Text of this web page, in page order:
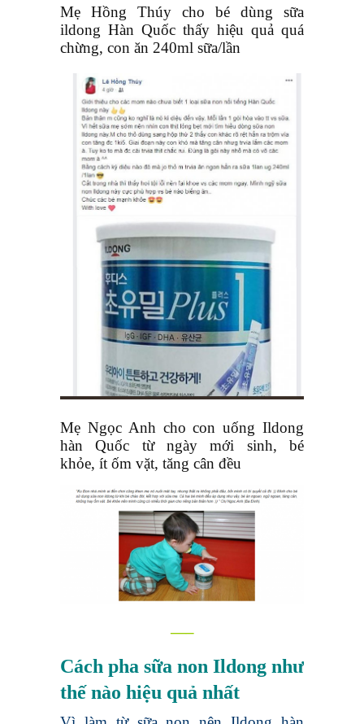
Mẹ Hồng Thúy cho bé dùng sữa
ildong Hàn Quốc thấy hiệu quả quá
chừng, con ăn 240ml sữa/lần
Mẹ Ngọc Anh cho con uống Ildong
hàn Quốc từ ngày mới sinh, bé
khỏe, ít ốm vặt, tăng cân đều
—–
Cách pha sữa non Ildong như
thế nào hiệu quả nhất